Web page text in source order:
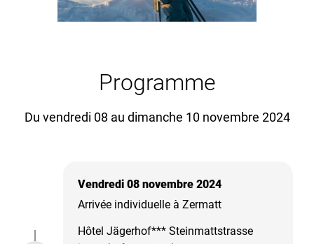
Programme
Du vendredi 08 au dimanche 10 novembre 2024
Vendredi 08 novembre 2024
Arrivée individuelle à Zermatt
Hôtel Jägerhof*** Steinmattstrasse